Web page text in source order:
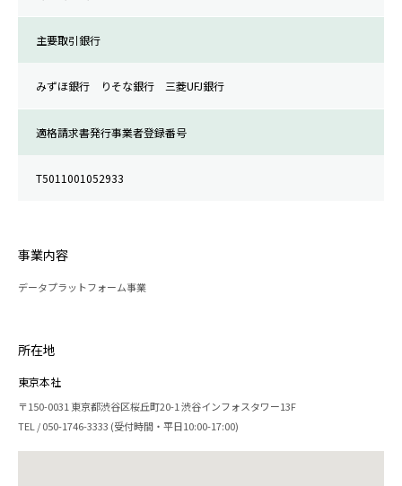
主要取引銀行
みずほ銀行 りそな銀行 三菱UFJ銀行
適格請求書発行事業者登録番号
T5011001052933
事業内容
データプラットフォーム事業
所在地
東京本社
〒150-0031 東京都渋谷区桜丘町20-1 渋谷インフォスタワー13F
TEL / 050-1746-3333 (受付時間・平日10:00-17:00)